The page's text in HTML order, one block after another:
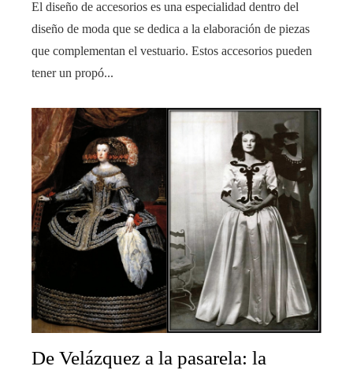
El diseño de accesorios es una especialidad dentro del
diseño de moda que se dedica a la elaboración de piezas
que complementan el vestuario. Estos accesorios pueden
tener un propó...
De Velázquez a la pasarela: la